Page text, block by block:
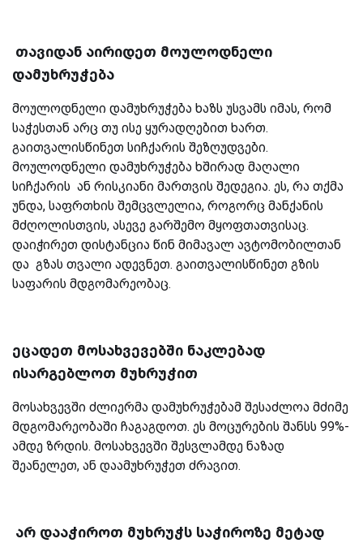
თავიდან აირიდეთ მოულოდნელი
დამუხრუჭება
მოულოდნელი დამუხრუჭება ხაზს უსვამს იმას, რომ
საჭესთან არც თუ ისე ყურადღებით ხართ.
გაითვალისწინეთ სიჩქარის შეზღუდვები.
მოულოდნელი დამუხრუჭება ხშირად მაღალი
სიჩქარის ან რისკიანი მართვის შედეგია. ეს, რა თქმა
უნდა, საფრთხის შემცვლელია, როგორც მანქანის
მძღოლისთვის, ასევე გარშემო მყოფთათვისაც.
დაიჭირეთ დისტანცია წინ მიმავალ ავტომობილთან
და გზას თვალი ადევნეთ. გაითვალისწინეთ გზის
საფარის მდგომარეობაც.
ეცადეთ მოსახვევებში ნაკლებად
ისარგებლოთ მუხრუჭით
მოსახვევში ძლიერმა დამუხრუჭებამ შესაძლოა მძიმე
მდგომარეობაში ჩაგაგდოთ. ეს მოცურების შანსს 99%-
ამდე ზრდის. მოსახვევში შესვლამდე ნაზად
შეანელეთ, ან დაამუხრუჭეთ ძრავით.
არ დააჭიროთ მუხრუჭს საჭიროზე მეტად